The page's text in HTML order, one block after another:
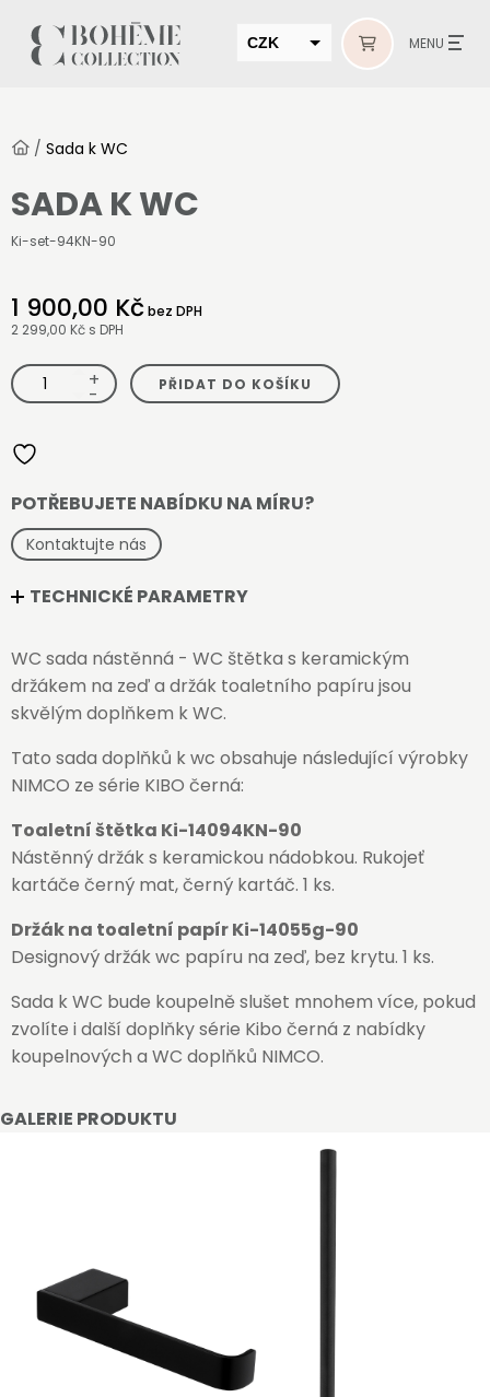
CZK MENU
/ Sada k WC
GALERIE PRODUKTU
SADA K WC
Ki-set-94KN-90
1 900,00 Kčbez DPH
2 299,00 Kč s DPH
Sada
k
WC
+
- PŘIDAT DO KOŠÍKU
POTŘEBUJETE NABÍDKU NA MÍRU?
Kontaktujte nás
TECHNICKÉ PARAMETRY
WC sada nástěnná - WC štětka s keramickým
držákem na zeď a držák toaletního papíru jsou
skvělým doplňkem k WC.
Tato sada doplňků k wc obsahuje následující výrobky
NIMCO ze série KIBO černá:
Toaletní štětka Ki-14094KN-90
Nástěnný držák s keramickou nádobkou. Rukojeť
kartáče černý mat, černý kartáč. 1 ks.
Držák na toaletní papír Ki-14055g-90
Designový držák wc papíru na zeď, bez krytu. 1 ks.
Sada k WC bude koupelně slušet mnohem více, pokud
zvolíte i další doplňky série Kibo černá z nabídky
koupelnových a WC doplňků NIMCO.